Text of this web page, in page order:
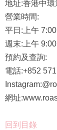
地址:香港中
營業時間:
平日:上午
週末:上午
預約及查詢:
電話:+852
網址
回到目錄